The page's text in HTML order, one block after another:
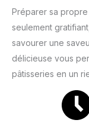
Préparer sa propre
seulement
savourer une
délicieuse vous
pâtisseries en un